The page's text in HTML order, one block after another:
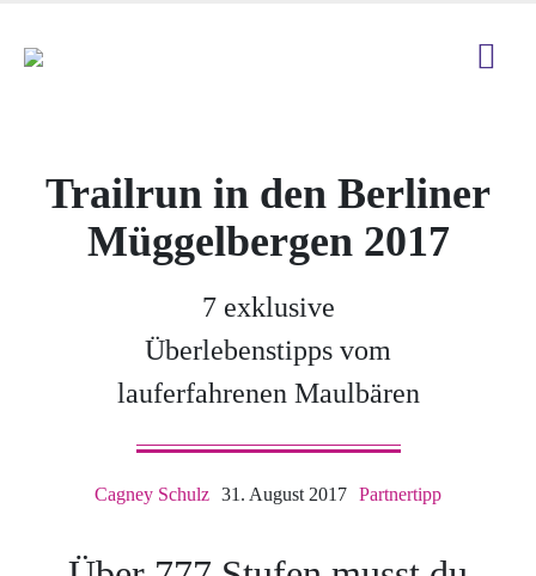
Trailrun in den Berliner
Müggelbergen 2017
7 exklusive
Überlebenstipps vom
lauferfahrenen Maulbären
Cagney Schulz 31. August 2017 Partnertipp